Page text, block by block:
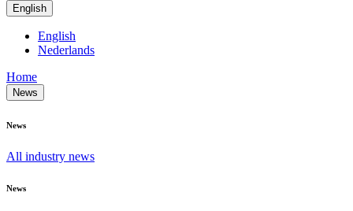
English
English
Nederlands
Home
News
News
All industry news
News